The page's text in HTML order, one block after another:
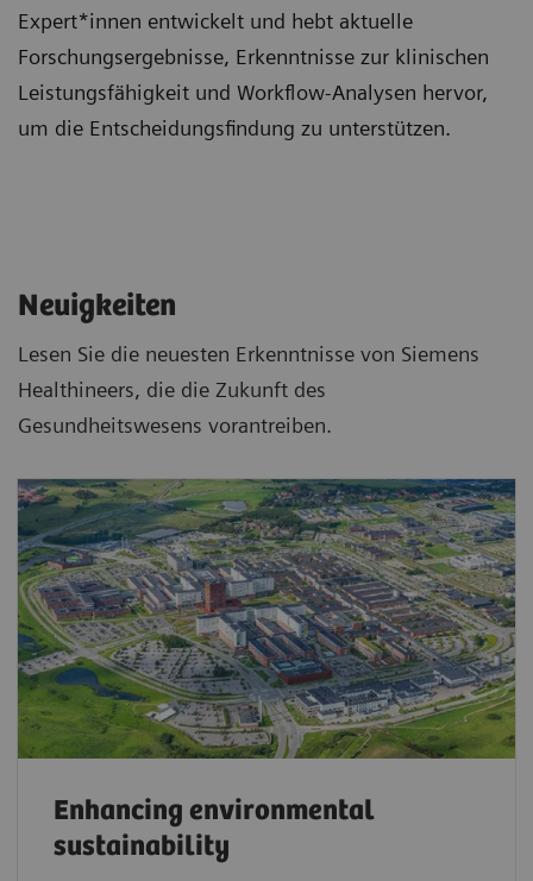
Expert*innen entwickelt und hebt aktuelle
Forschungsergebnisse, Erkenntnisse zur klinischen
Leistungsfähigkeit und Workflow-Analysen hervor,
um die Entscheidungsfindung zu unterstützen.
Neuigkeiten
Lesen Sie die neuesten Erkenntnisse von Siemens
Healthineers, die die Zukunft des
Gesundheitswesens vorantreiben.
Enhancing environmental
sustainability